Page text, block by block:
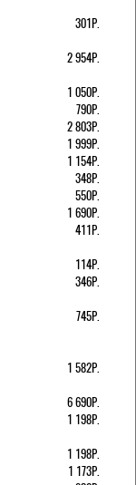
301Р.
2 954Р.
1 050Р.
790Р.
2 803Р.
1 999Р.
1 154Р.
348Р.
550Р.
1 690Р.
411Р.
114Р.
346Р.
745Р.
1 582Р.
6 690Р.
1 198Р.
1 198Р.
1 173Р.